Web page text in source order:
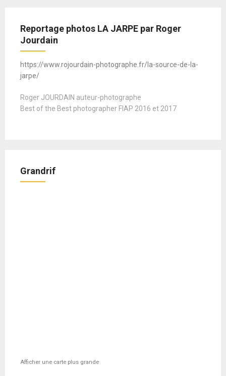
Reportage photos LA JARPE par Roger
Jourdain
https://www.rojourdain-photographe.fr/la-source-de-la-
jarpe/
Roger JOURDAIN auteur-photographe
Best of the Best photographer FIAP 2016 et 2017
Grandrif
Afficher une carte plus grande